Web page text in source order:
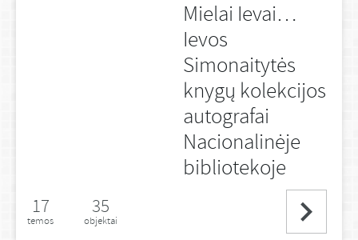
Mielai Ievai…
Ievos
Simonaitytės
knygų kolekcijos
autografai
Nacionalinėje
bibliotekoje
17
temos
35
objektai